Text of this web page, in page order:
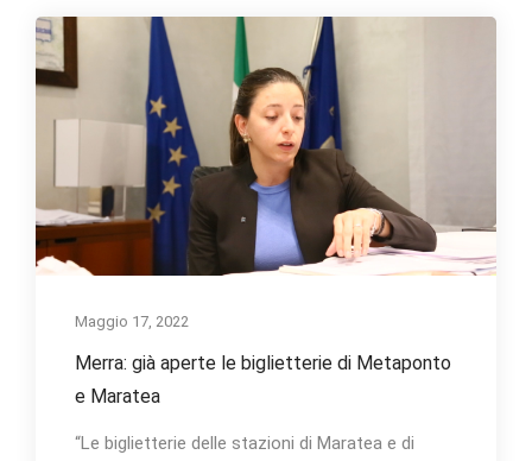
Maggio 17, 2022
Merra: già aperte le biglietterie di Metaponto
e Maratea
“Le biglietterie delle stazioni di Maratea e di